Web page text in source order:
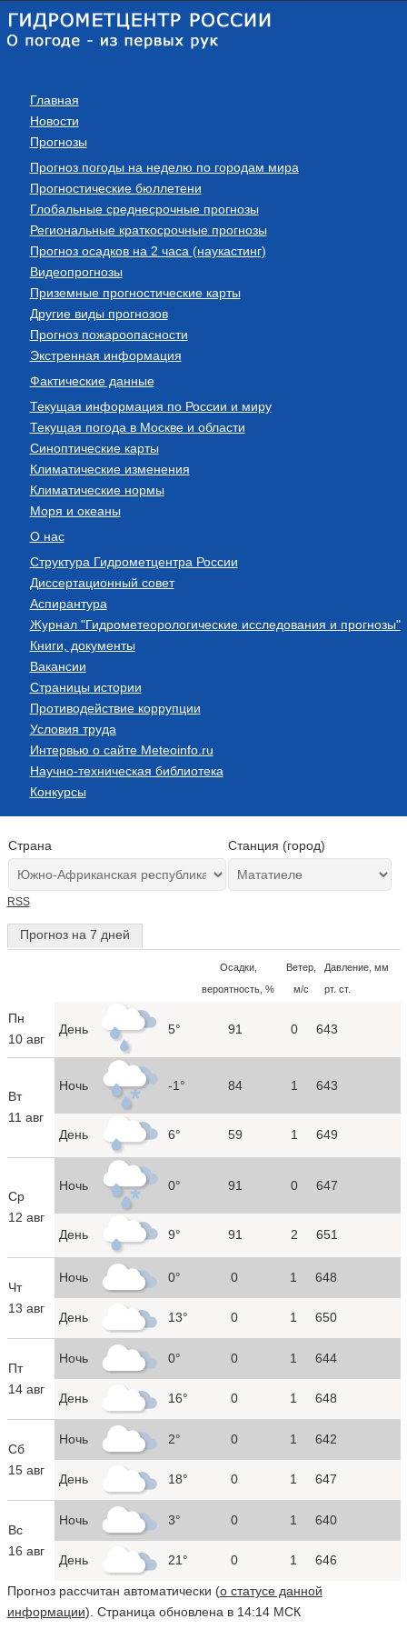
Главная
Новости
Прогнозы
Прогноз погоды на неделю по городам мира
Прогностические бюллетени
Глобальные среднесрочные прогнозы
Региональные краткосрочные прогнозы
Прогноз осадков на 2 часа (наукастинг)
Видеопрогнозы
Приземные прогностические карты
Другие виды прогнозов
Прогноз пожароопасности
Экстренная информация
Фактические данные
Текущая информация по России и миру
Текущая погода в Москве и области
Синоптические карты
Климатические изменения
Климатические нормы
Моря и океаны
О нас
Структура Гидрометцентра России
Диссертационный совет
Аспирантура
Журнал "Гидрометеорологические исследования и прогнозы"
Книги, документы
Вакансии
Страницы истории
Противодействие коррупции
Условия труда
Интервью о сайте Meteoinfo.ru
Научно-техническая библиотека
Конкурсы
Страна Станция (город)
RSS
Прогноз на 7 дней
Осадки,
вероятность, %
Ветер,
м/с
Давление, мм
рт. ст.
Пн
10 авг
День 5° 91 0 643
Вт
11 авг
Ночь -1° 84 1 643
День 6° 59 1 649
Ср
12 авг
Ночь 0° 91 0 647
День 9° 91 2 651
Чт
13 авг
Ночь 0° 0 1 648
День 13° 0 1 650
Пт
14 авг
Ночь 0° 0 1 644
День 16° 0 1 648
Сб
15 авг
Ночь 2° 0 1 642
День 18° 0 1 647
Вс
16 авг
Ночь 3° 0 1 640
День 21° 0 1 646
Прогноз рассчитан автоматически (о статусе данной
информации). Страница обновлена в 14:14 МСК